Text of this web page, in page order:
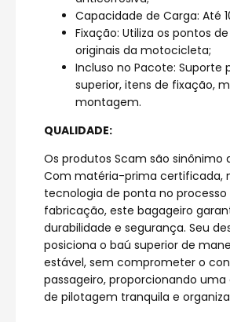
Capacidade de Carga: Até
Fixação: Utiliza os pontos
originais da motocicleta;
Incluso no Pacote: Suporte
superior, itens de fixação,
montagem.
QUALIDADE:
Os produtos Scam são sinônimo
Com matéria-prima certificada,
tecnologia de ponta no processo
fabricação, este bagageiro
durabilidade e segurança. Seu
posiciona o baú superior de
estável, sem comprometer o
passageiro, proporcionando uma
de pilotagem tranquila e